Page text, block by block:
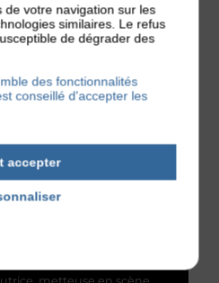
de votre navigation sur les
similaires. Le refus
de dégrader des
des fonctionnalités
conseillé d'accepter les
accepter